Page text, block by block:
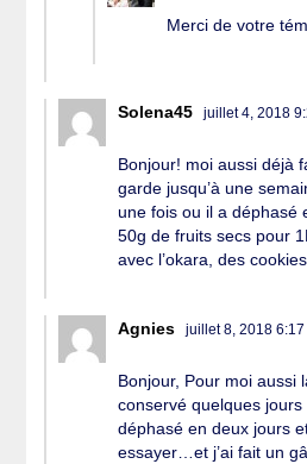
Merci de votre
Solena45 juillet 4, 2018
Bonjour! moi aussi déjà
garde jusqu’à une
une fois ou il a déphasé
50g de fruits secs pour
avec l’okara, des
Agnies juillet 8, 2018 6:17
Bonjour, Pour moi aussi
conservé quelques
déphasé en deux jours
essayer…et j’ai fait un